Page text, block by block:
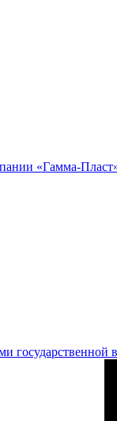
«Гамма-